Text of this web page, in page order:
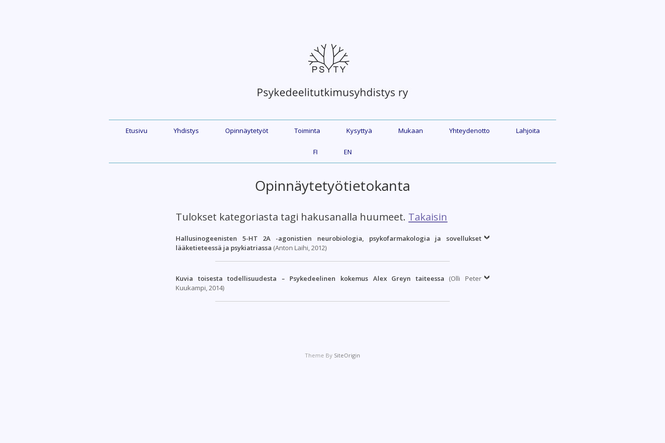
Etusivu Yhdistys Opinnäytetyöt Toiminta Kysyttyä Mukaan Yhteydenotto Lahjoita
FI EN
Opinnäytetyötietokanta
Tulokset kategoriasta tagi hakusanalla huumeet. Takaisin
Hallusinogeenisten 5-HT 2A -agonistien neurobiologia, psykofarmakologia ja sovellukset
lääketieteessä ja psykiatriassa (Anton Laihi, 2012)
Kuvia toisesta todellisuudesta – Psykedeelinen kokemus Alex Greyn taiteessa (Olli Peter
Kuukampi, 2014)
Theme By SiteOrigin